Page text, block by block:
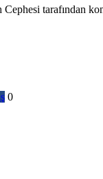
tarafından
0